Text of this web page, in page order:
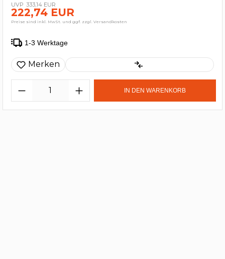
333,14 EUR
222,74 EUR
Preise sind inkl. MwSt. und ggf. zzgl. Versandkosten
1-3 Werktage
Merken
IN DEN WARENKORB